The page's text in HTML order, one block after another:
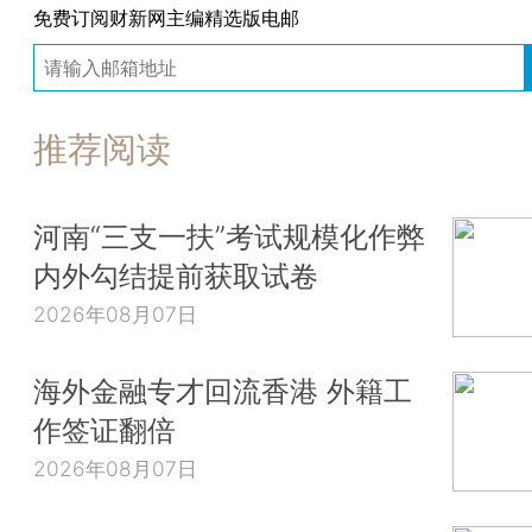
免费订阅财新网主编精选版电邮
推荐阅读
河南“三支一扶”考试规模化作弊
内外勾结提前获取试卷
2026年08月07日
海外金融专才回流香港 外籍工
作签证翻倍
2026年08月07日